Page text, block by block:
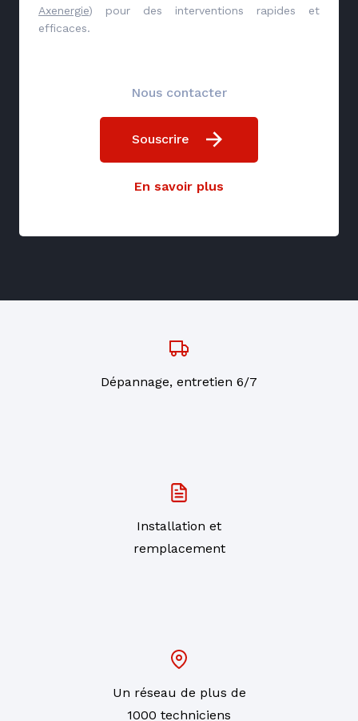
Axenergie) pour des interventions rapides et
efficaces.
Nous contacter
Souscrire
En savoir plus
Dépannage, entretien 6/7
Installation et
remplacement
Un réseau de plus de
1000 techniciens